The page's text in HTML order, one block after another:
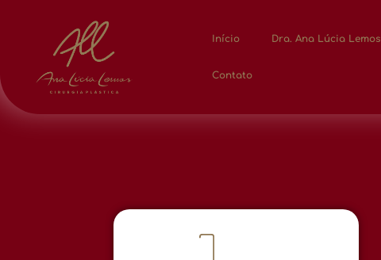
Início Dra. Ana Lúcia Lemos
Contato